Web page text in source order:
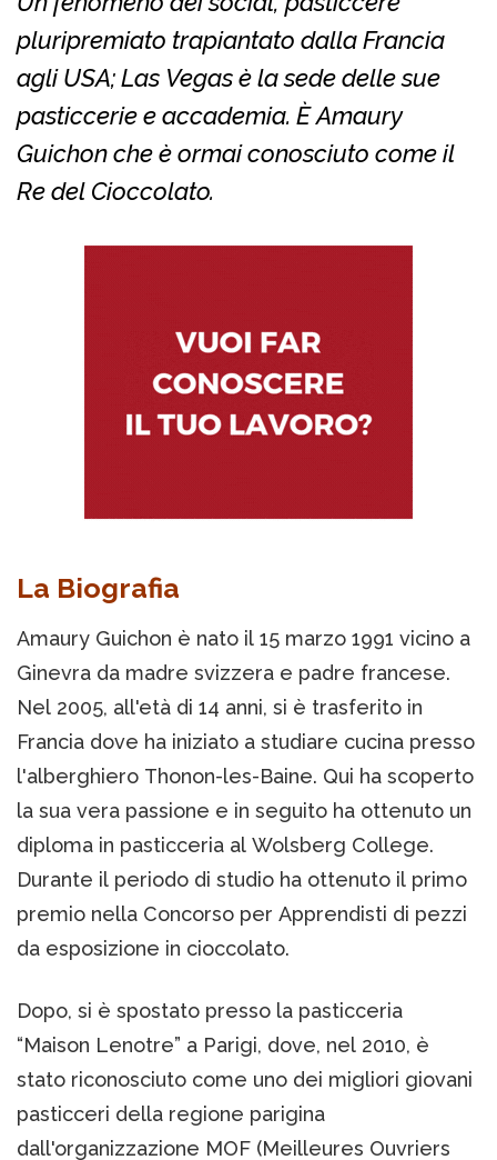
pluripremiato trapiantato dalla Francia
agli USA; Las Vegas è la sede delle sue
pasticcerie e accademia. È Amaury
Guichon che è ormai conosciuto come il
Re del Cioccolato.
La Biografia
Amaury Guichon è nato il 15 marzo 1991 vicino a
Ginevra da madre svizzera e padre francese.
Nel 2005, all'età di 14 anni, si è trasferito in
Francia dove ha iniziato a studiare cucina presso
l'alberghiero Thonon-les-Baine. Qui ha scoperto
la sua vera passione e in seguito ha ottenuto un
diploma in pasticceria al Wolsberg College.
Durante il periodo di studio ha ottenuto il primo
premio nella Concorso per Apprendisti di pezzi
da esposizione in cioccolato.
Dopo, si è spostato presso la pasticceria
“Maison Lenotre” a Parigi, dove, nel 2010, è
stato riconosciuto come uno dei migliori giovani
pasticceri della regione parigina
dall'organizzazione MOF (Meilleures Ouvriers